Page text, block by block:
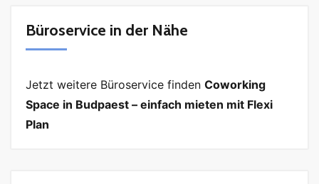
Büroservice in der Nähe
Jetzt weitere Büroservice finden Coworking
Space in Budpaest – einfach mieten mit Flexi
Plan